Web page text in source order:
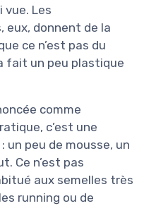
vue. Les
eux, donnent de la
ce n’est pas du
fait un peu plastique
comme
c’est une
un peu de mousse, un
Ce n’est pas
aux semelles très
running ou de